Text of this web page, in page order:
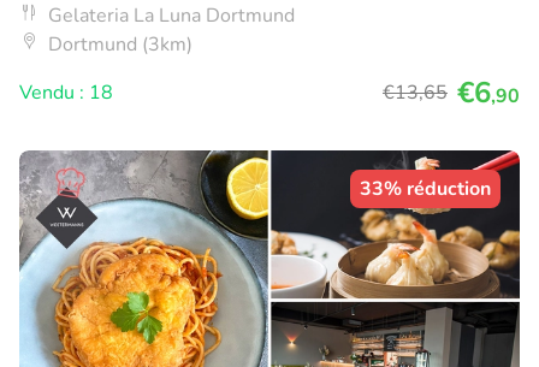
Gelateria La Luna Dortmund
Dortmund (3km)
Vendu : 18
€13,65 €6,90
33% réduction